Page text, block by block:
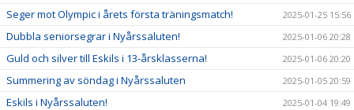
Seger mot Olympic i årets första träningsmatch! 2025-01-25 15:56
Dubbla seniorsegrar i Nyårssaluten! 2025-01-06 20:28
Guld och silver till Eskils i 13-årsklasserna! 2025-01-06 20:20
Summering av söndag i Nyårssaluten 2025-01-05 20:59
Eskils i Nyårssaluten! 2025-01-04 19:49